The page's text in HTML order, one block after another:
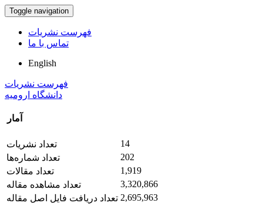
Toggle navigation
فهرست نشریات
تماس با ما
English
فهرست نشریات
دانشگاه ارومیه
آمار
تعداد نشریات
14
تعداد شماره‌ها
202
تعداد مقالات
1,919
تعداد مشاهده مقاله
3,320,866
تعداد دریافت فایل اصل مقاله 2,695,963